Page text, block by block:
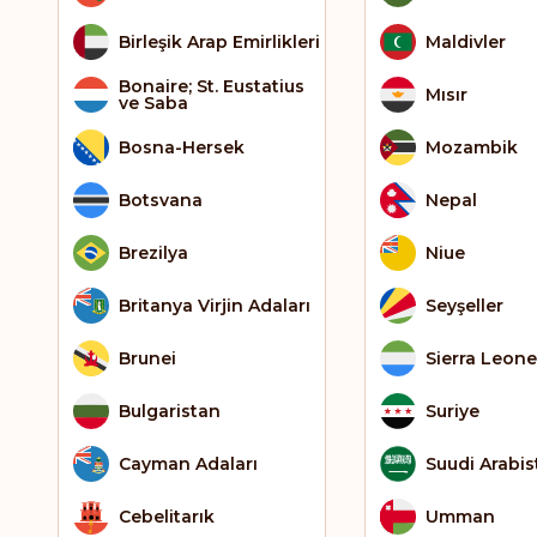
Birleşik Arap Emirlikleri
Bonaire; St. Eustatius
ve Saba
Bosna-Hersek
Botsvana
Brezilya
Britanya Virjin Adaları
Brunei
Bulgaristan
Cayman Adaları
Cebelitarık
Maldivler
Mısır
Mozambik
Nepal
Niue
Seyşeller
Sierra Leone
Suriye
Suudi
Umman